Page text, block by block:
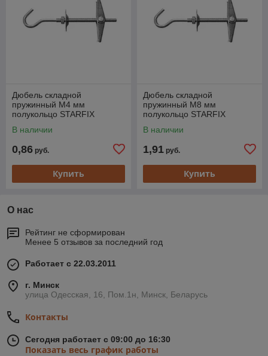
Дюбель складной
пружинный М4 мм
полукольцо STARFIX
В наличии
0,86 руб.
Купить
Дюбель складной
пружинный М8 мм
полукольцо STARFIX
В наличии
1,91 руб.
Купить
О нас
Рейтинг не сформирован
Менее 5 отзывов за последний год
Работает с 22.03.2011
г. Минск
улица Одесская, 16, Пом.1н, Минск, Беларусь
Контакты
Сегодня работает с 09:00 до 16:30
Показать весь график работы